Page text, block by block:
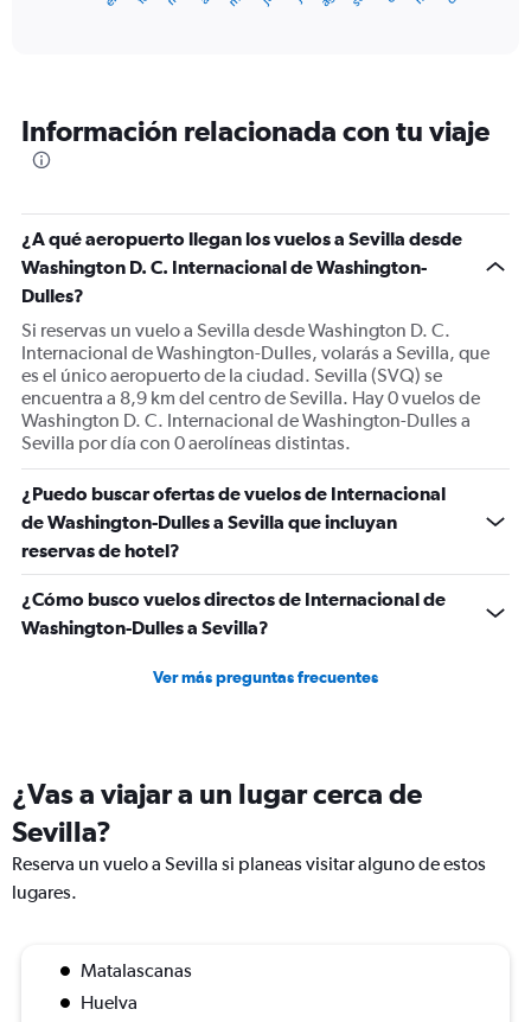
categories.
The
Y
axis
displaying
Range:
0
to
1500.
Información relacionada con tu viaje
¿A qué aeropuerto llegan los vuelos a Sevilla desde
Washington D. C. Internacional de Washington-
Dulles?
Si reservas un vuelo a Sevilla desde Washington D. C.
Internacional de Washington-Dulles, volarás a Sevilla, que
es el único aeropuerto de la ciudad. Sevilla (SVQ) se
encuentra a 8,9 km del centro de Sevilla. Hay 0 vuelos de
Washington D. C. Internacional de Washington-Dulles a
Sevilla por día con 0 aerolíneas distintas.
¿Puedo buscar ofertas de vuelos de Internacional
de Washington-Dulles a Sevilla que incluyan
reservas de hotel?
¿Cómo busco vuelos directos de Internacional de
Washington-Dulles a Sevilla?
Ver más preguntas frecuentes
¿Vas a viajar a un lugar cerca de
Sevilla?
Reserva un vuelo a Sevilla si planeas visitar alguno de estos
lugares.
Matalascanas
Huelva